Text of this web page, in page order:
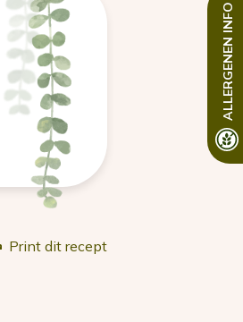
ALLERGENEN
INFO
Print dit recept